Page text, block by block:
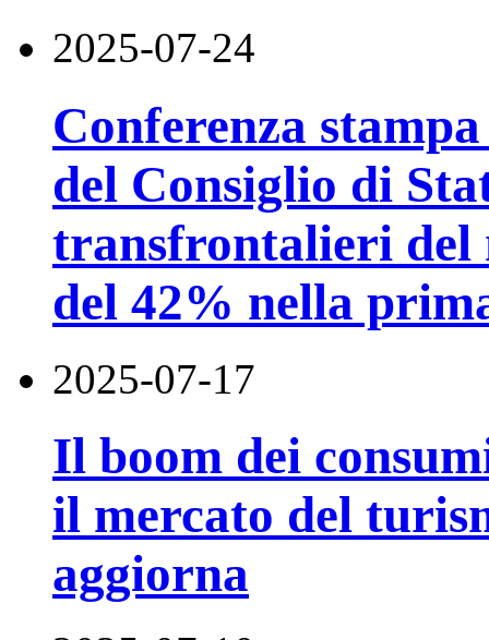
2025-07-24
Conferenza
del Consiglio di
transfrontalieri del
del 42% nella
2025-07-17
Il boom dei
il mercato del
aggiorna